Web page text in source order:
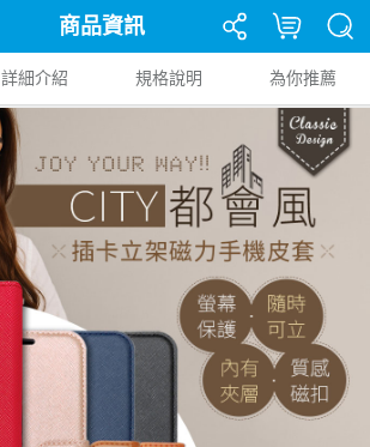
商品資訊
詳細介紹 規格說明 為你推薦